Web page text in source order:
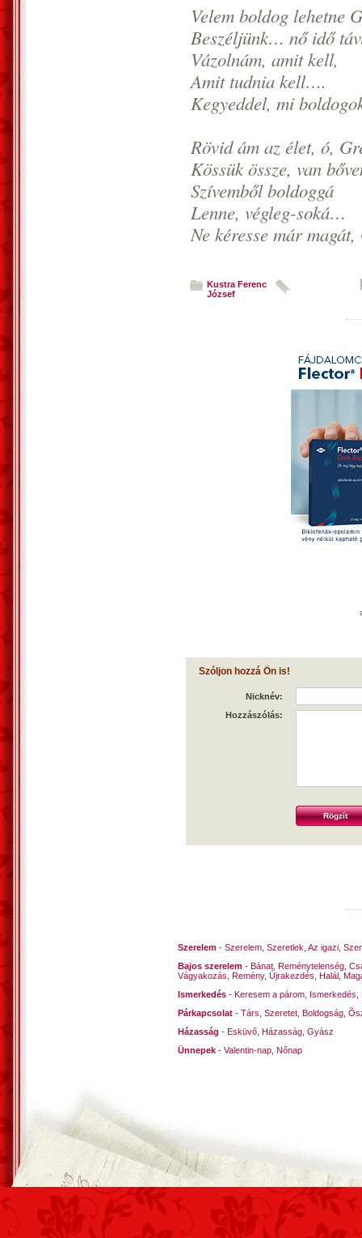
Velem boldog lehetne
Beszéljünk… nő idő
Vázolnám, amit kell,
Amit tudnia kell….
Kegyeddel, mi
Rövid ám az élet, ó,
Kössük össze, van
Szívemből boldoggá
Lenne, végleg-soká…
Ne kéresse már
Kustra Ferenc
József
Szóljon hozzá Ön is!
Nicknév:
Hozzászólás:
Szerelem - Szerelem Szeretlek Az igazi
Bajos szerelem - Bánat Reménytelenség
Vágyakozás Remény, Újrakezdés Halál
Ismerkedés - Keresem a párom Ismerkedés
Párkapcsolat - Társ Szeretet Boldogság
Házasság - Esküvő Házasság Gyász
Ünnepek - Valentin-nap Nőnap